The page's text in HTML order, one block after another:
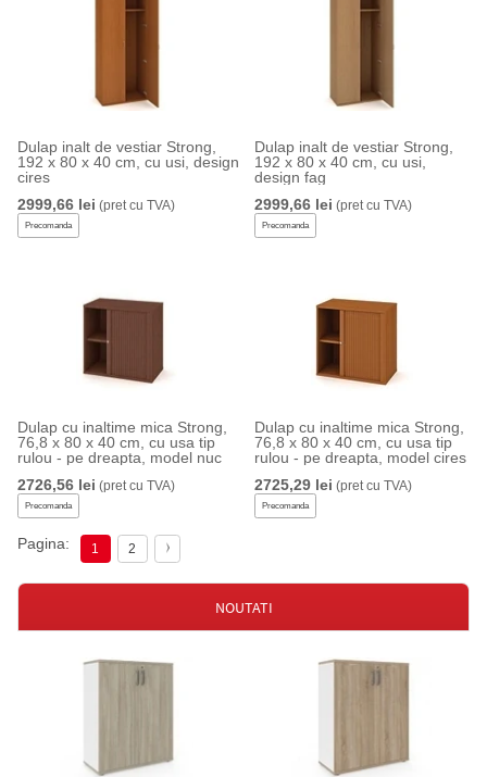
Dulap inalt de vestiar Strong,
192 x 80 x 40 cm, cu usi, design
cires
2999,66 lei (pret cu TVA)
Precomanda
Dulap inalt de vestiar Strong,
192 x 80 x 40 cm, cu usi,
design fag
2999,66 lei (pret cu TVA)
Precomanda
Dulap cu inaltime mica Strong,
76,8 x 80 x 40 cm, cu usa tip
rulou - pe dreapta, model nuc
2726,56 lei (pret cu TVA)
Precomanda
Dulap cu inaltime mica Strong,
76,8 x 80 x 40 cm, cu usa tip
rulou - pe dreapta, model cires
2725,29 lei (pret cu TVA)
Precomanda
Pagina: 1 2
NOUTATI